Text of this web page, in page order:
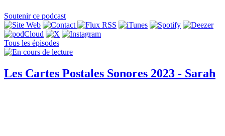
Soutenir ce podcast
Tous les épisodes
Les Cartes Postales Sonores 2023 - Sarah